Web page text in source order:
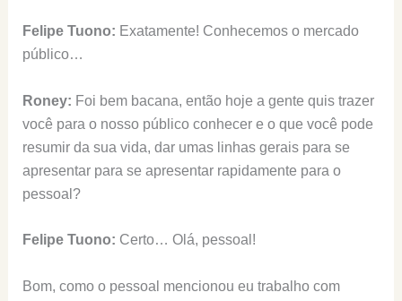
Felipe Tuono: Exatamente! Conhecemos o mercado
público…
Roney: Foi bem bacana, então hoje a gente quis trazer
você para o nosso público conhecer e o que você pode
resumir da sua vida, dar umas linhas gerais para se
apresentar para se apresentar rapidamente para o
pessoal?
Felipe Tuono: Certo… Olá, pessoal!
Bom, como o pessoal mencionou eu trabalho com